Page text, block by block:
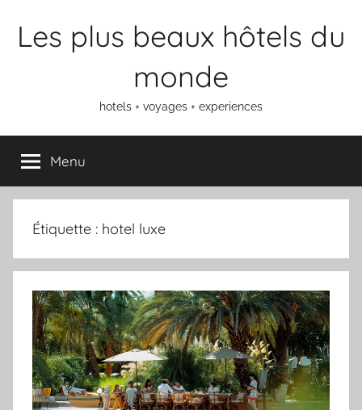
Les plus beaux hôtels du
monde
hotels + voyages + experiences
Menu
Étiquette : hotel luxe